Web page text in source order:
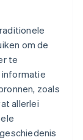
om de
te
zoals
allerlei